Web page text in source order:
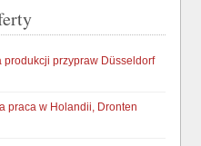
produkcji przypraw Düsseldorf
praca w Holandii, Dronten